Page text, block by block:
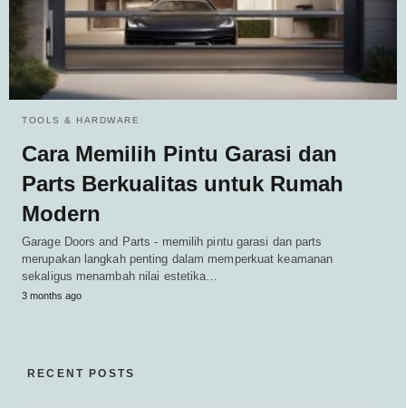
TOOLS & HARDWARE
Cara Memilih Pintu Garasi dan
Parts Berkualitas untuk Rumah
Modern
Garage Doors and Parts - memilih pintu garasi dan parts
merupakan langkah penting dalam memperkuat keamanan
sekaligus menambah nilai estetika…
3 months ago
RECENT POSTS